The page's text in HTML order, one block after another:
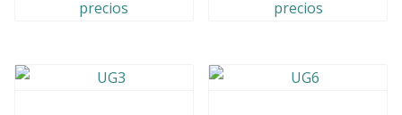
precios
precios